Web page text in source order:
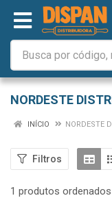
NORDESTE
INÍCIO NORDESTE
Filtros
1 produtos